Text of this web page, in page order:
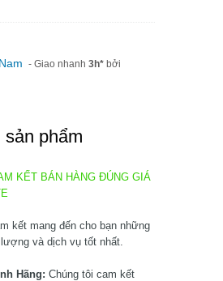
- Giao nhanh 3h* bởi
sản phẩm
KẾT BÁN HÀNG ĐÚNG GIÁ
kết mang đến cho bạn những
và dịch vụ tốt nhất.
Hãng: Chúng tôi cam kết